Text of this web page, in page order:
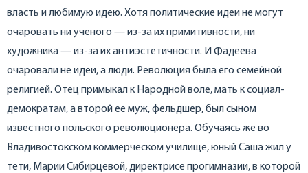
власть и любимую идею. Хотя политические идеи не могут
очаровать ни ученого — из-за их примитивности, ни
художника — из-за их антиэстетичности. И Фадеева
очаровали не идеи, а люди. Революция была его семейной
религией. Отец примыкал к Народной воле, мать к социал-
демократам, а второй ее муж, фельдшер, был сыном
известного польского революционера. Обучаясь же во
Владивостокском коммерческом училище, юный Саша жил у
тети, Марии Сибирцевой, директрисе прогимназии, в которой